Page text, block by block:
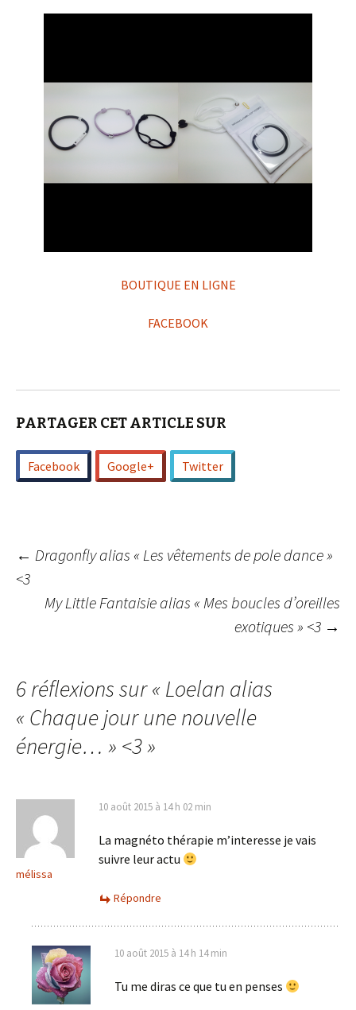
BOUTIQUE EN LIGNE
FACEBOOK
PARTAGER CET ARTICLE SUR
Facebook Google+ Twitter
Navigation
des
← Dragonfly alias « Les vêtements de pole dance »
<3
My Little Fantaisie alias « Mes boucles d’oreilles
exotiques » <3 →
6 réflexions sur « Loelan alias
« Chaque jour une nouvelle
énergie… » <3»
mélissa
10 août 2015 à 14 h 02 min
La magnéto thérapie m’interesse je vais
suivre leur actu
Répondre
10 août 2015 à 14 h 14 min
Tu me diras ce que tu en penses